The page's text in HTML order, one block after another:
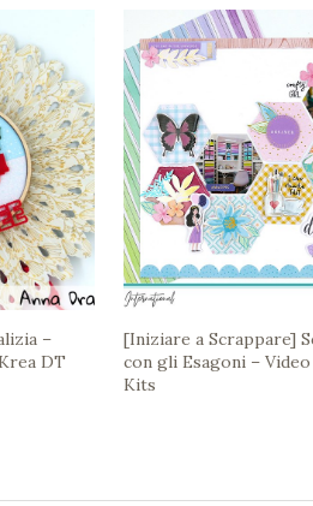
–
DT
[Iniziare a Scrappare]
con gli Esagoni –
Kits